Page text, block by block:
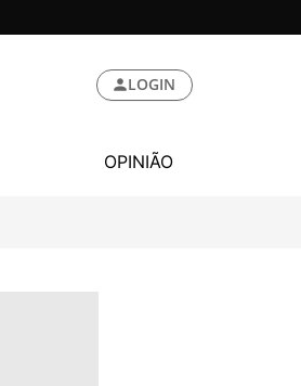
LOGIN
OPINIÃO